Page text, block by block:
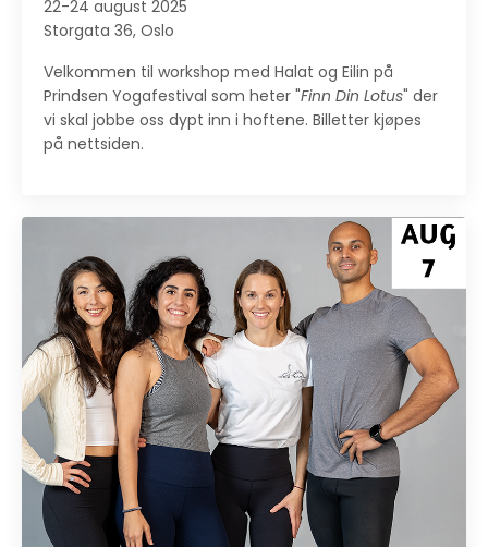
22-24 august 2025
Storgata 36, Oslo
Velkommen til workshop med Halat og Eilin på
Prindsen Yogafestival som heter "Finn Din Lotus" der
vi skal jobbe oss dypt inn i hoftene. Billetter kjøpes
på nettsiden.